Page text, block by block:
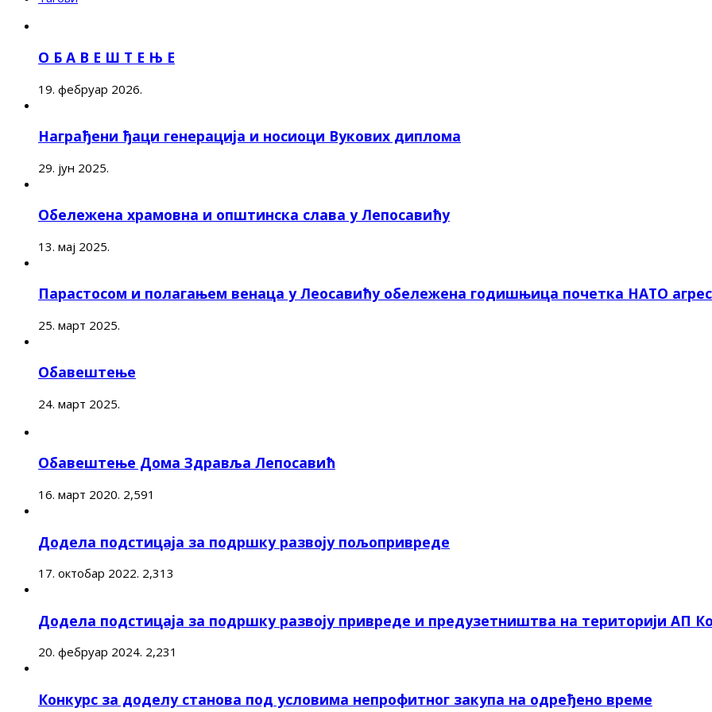
О Б А В Е Ш Т Е Њ Е
19. фебруар 2026.
Награђени ђаци генерација и носиоци Вукових диплома
29. јун 2025.
Обележена храмовна и општинска слава у Лепосавићу
13. мај 2025.
Парастосом и полагањем венаца у Леосавићу обележена годишњица почетка НАТО
25. март 2025.
Обавештење
24. март 2025.
Обавештење Дома Здравља Лепосавић
16. март 2020. 2,591
Додела подстицаја за подршку развоју пољопривреде
17. октобар 2022. 2,313
Додела подстицаја за подршку развоју привреде и предузетништва на територији АП
20. фебруар 2024. 2,231
Конкурс за доделу станова под условима непрофитног закупа на одређено време